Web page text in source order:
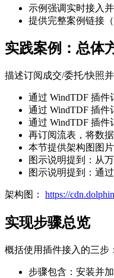
示例强调实时接入
提供完整案例链接（
实践案例：总体
描述订阅成交/委托/快照
通过 WindTDF 插件
通过 WindTDF 插件
通过 WindTDF 插件
再订阅流表，将数
本节提供架构图图片
图示说明提到：从
图示说明提到：通
架构图： https://
实现步骤总览
概括使用插件接入的三步
步骤包含：安装并加